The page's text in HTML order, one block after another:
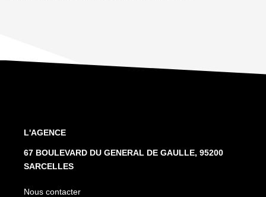
L'AGENCE
67 BOULEVARD DU GENERAL DE GAULLE, 95200
SARCELLES
Nous contacter